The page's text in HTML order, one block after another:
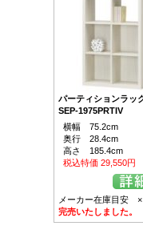
パーティションラッ
SEP-1975PRTIV
横幅 75.2cm
奥行 28.4cm
高さ 185.4cm
税込特価 29,550円
メーカー在庫目安 ×
完売いたしました。